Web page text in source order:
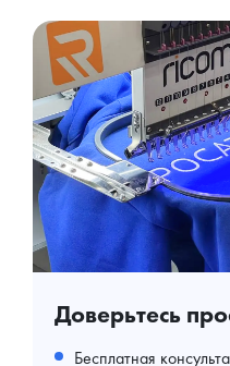
Доверьтесь
Бесплатная